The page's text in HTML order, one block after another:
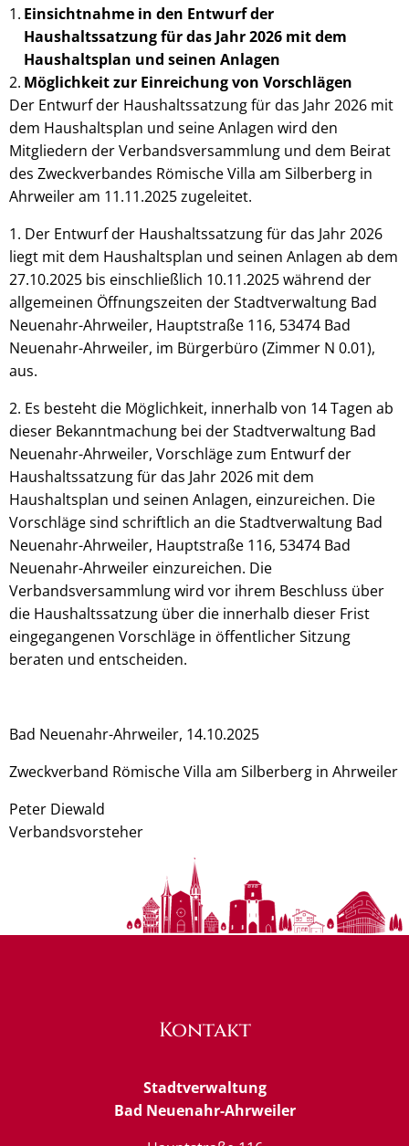
Einsichtnahme in den Entwurf der
Haushaltssatzung für das Jahr 2026 mit dem
Haushaltsplan und seinen Anlagen
Möglichkeit zur Einreichung von Vorschlägen
Der Entwurf der Haushaltssatzung für das Jahr 2026 mit
dem Haushaltsplan und seine Anlagen wird den
Mitgliedern der Verbandsversammlung und dem Beirat
des Zweckverbandes Römische Villa am Silberberg in
Ahrweiler am 11.11.2025 zugeleitet.
1. Der Entwurf der Haushaltssatzung für das Jahr 2026
liegt mit dem Haushaltsplan und seinen Anlagen ab dem
27.10.2025 bis einschließlich 10.11.2025 während der
allgemeinen Öffnungszeiten der Stadtverwaltung Bad
Neuenahr-Ahrweiler, Hauptstraße 116, 53474 Bad
Neuenahr-Ahrweiler, im Bürgerbüro (Zimmer N 0.01),
aus.
2. Es besteht die Möglichkeit, innerhalb von 14 Tagen ab
dieser Bekanntmachung bei der Stadtverwaltung Bad
Neuenahr-Ahrweiler, Vorschläge zum Entwurf der
Haushaltssatzung für das Jahr 2026 mit dem
Haushaltsplan und seinen Anlagen, einzureichen. Die
Vorschläge sind schriftlich an die Stadtverwaltung Bad
Neuenahr-Ahrweiler, Hauptstraße 116, 53474 Bad
Neuenahr-Ahrweiler einzureichen. Die
Verbandsversammlung wird vor ihrem Beschluss über
die Haushaltssatzung über die innerhalb dieser Frist
eingegangenen Vorschläge in öffentlicher Sitzung
beraten und entscheiden.
Bad Neuenahr-Ahrweiler, 14.10.2025
Zweckverband Römische Villa am Silberberg in Ahrweiler
Peter Diewald
Verbandsvorsteher
Kontakt
Stadtverwaltung
Bad Neuenahr-Ahrweiler